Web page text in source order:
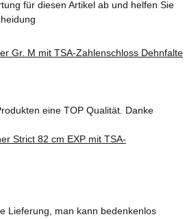
für diesen Artikel ab und helfen Sie
eine TOP Qualität. Danke
Lieferung, man kann bedenkenlos